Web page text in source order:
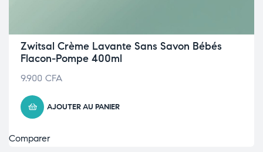
Zwitsal Crème Lavante Sans Savon Bébés
Flacon-Pompe 400ml
9.900 CFA
AJOUTER AU PANIER
Comparer